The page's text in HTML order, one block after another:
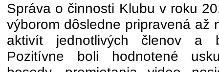
Správa o činnosti Klubu v roku
výborom dôsledne pripravená až
aktivít jednotlivých členov a
Pozitívne boli hodnotené